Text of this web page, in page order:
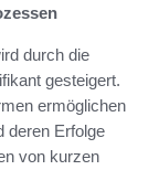
durch die
gesteigert.
ermöglichen
deren Erfolge
von kurzen